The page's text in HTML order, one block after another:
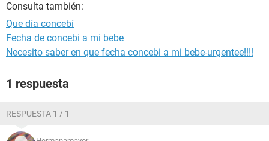
Consulta también:
Que día concebí
Fecha de concebi a mi bebe
Necesito saber en que fecha concebi a mi bebe-urgentee!!!!
1 respuesta
RESPUESTA 1 / 1